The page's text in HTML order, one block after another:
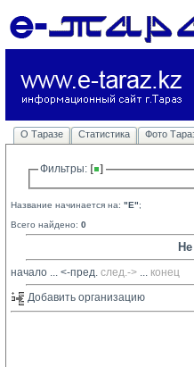
О Таразе Статистика Фото
Фильтры:
Название начинается на: "E";
Всего найдено: 0
начало ... <-пред. след.-> ... конец
Добавить организацию